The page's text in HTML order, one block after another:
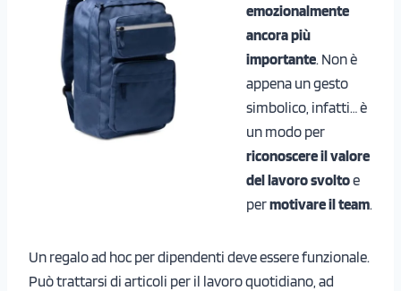
emozionalmente
ancora più
importante. Non è
appena un gesto
simbolico, infatti… è
un modo per
riconoscere il valore
del lavoro svoltoe
permotivare il team.
Un regalo ad hoc per dipendenti deve essere funzionale.
Può trattarsi di articoli per il lavoro quotidiano, ad